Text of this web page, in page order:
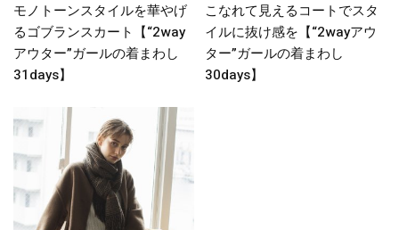
モノトーンスタイルを華やげ
るゴブランスカート【“2way
アウター”ガールの着まわし
31days】
こなれて見えるコートでスタ
イルに抜け感を【“2wayアウ
ター”ガールの着まわし
30days】